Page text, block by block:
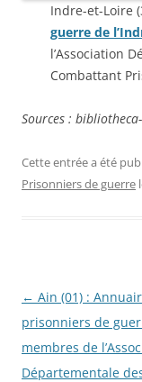
Indre-et-Loire
guerre de
l’Association
Combattant
Sources :
Cette entrée a été
Prisonniers de guerre
Navigation
des
articles
← Ain (01) :
prisonniers de
membres de
Départementale